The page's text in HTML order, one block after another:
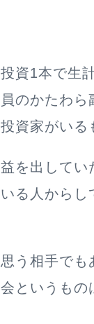
資1本で生
のかたわら
資家がいる
を出してい
る人からし
う相手でも
というもの